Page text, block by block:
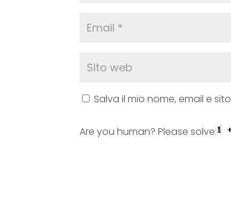
Salva il mio nome, email e
Are you human? Please solve: